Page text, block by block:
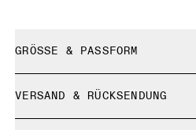
GRÖSSE & PASSFORM
VERSAND & RÜCKSENDUNG